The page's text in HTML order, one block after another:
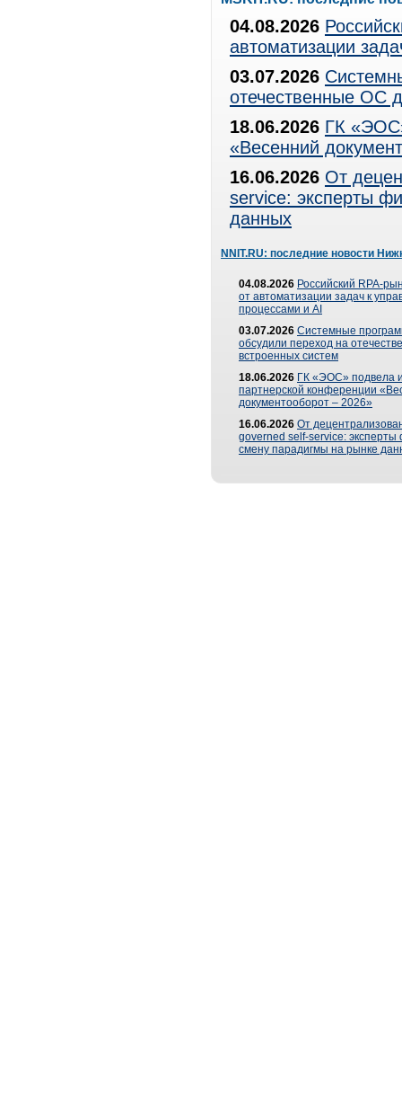
04.08.2026
автоматизации
03.07.2026
отечественные ОС
18.06.2026 ГК
«Весенний
16.06.2026 От
service: эксперты
данных
NNIT.RU: последние новости
04.08.2026 Российский RPA-
от автоматизации задач к
процессами и AI
03.07.2026 Системные
обсудили переход на
встроенных систем
18.06.2026 ГК «ЭОС» подвела
партнерской конференции
документооборот – 2026»
16.06.2026 От
governed self-service: эксперты
смену парадигмы на рынке